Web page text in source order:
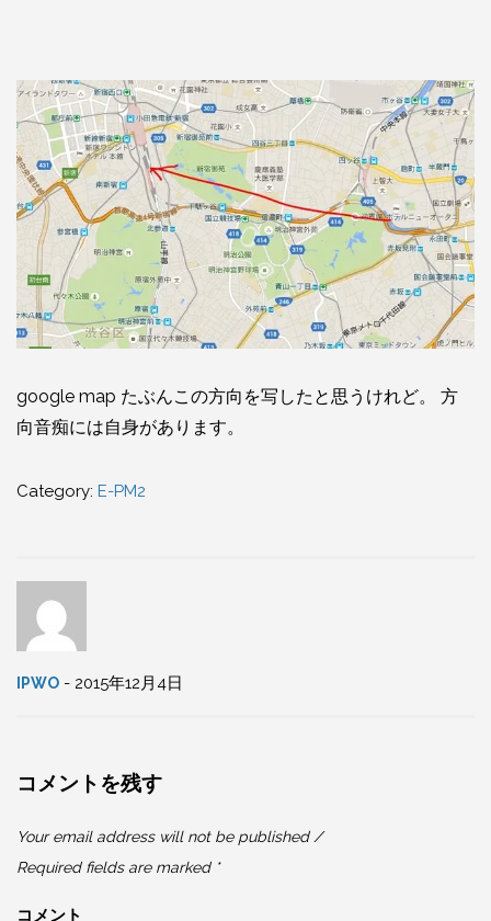
google map たぶんこの方向を写したと思うけれど。 方
向音痴には自身があります。
Category: E-PM2
IPWO - 2015年12月4日
コメントを残す
Your email address will not be published /
Required fields are marked *
コメント